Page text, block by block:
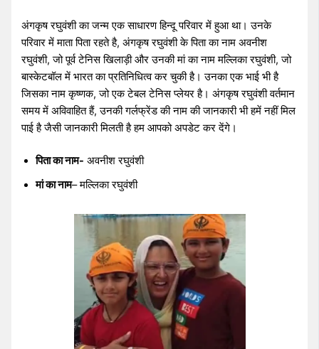
अंगकृष रघुवंशी का जन्म एक साधारण हिन्दू परिवार में हुआ था। उनके
परिवार में माता पिता रहते है, अंगकृष रघुवंशी के पिता का नाम अवनीश
रघुवंशी, जो पूर्व टेनिस खिलाड़ी और उनकी मां का नाम मल्लिका रघुवंशी, जो
बास्केटबॉल में भारत का प्रतिनिधित्व कर चुकी है। उनका एक भाई भी है
जिसका नाम कृष्णक, जो एक टेबल टेनिस प्लेयर है। अंगकृष रघुवंशी वर्तमान
समय में अविवाहित हैं, उनकी गर्लफ्रेंड की नाम की जानकारी भी हमें नहीं मिल
पाई है जैसी जानकारी मिलती है हम आपको अपडेट कर देंगे।
पिता का नाम- अवनीश रघुवंशी
मां का नाम– मल्लिका रघुवंशी